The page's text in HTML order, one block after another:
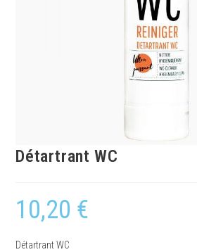
Détartrant WC
10,20 €
Détartrant WC